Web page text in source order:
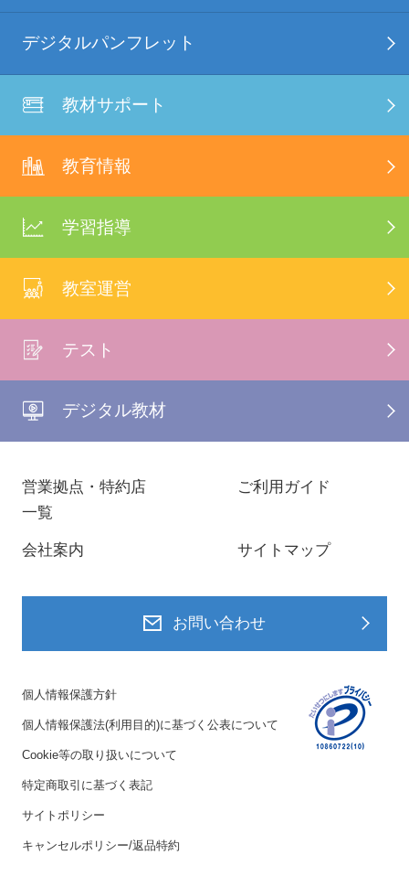
デジタルパンフレット
教材サポート
教育情報
学習指導
教室運営
テスト
デジタル教材
営業拠点・特約店
一覧
ご利用ガイド
会社案内 サイトマップ
お問い合わせ
個人情報保護方針
個人情報保護法(利用目的)に基づく公表について
Cookie等の取り扱いについて
特定商取引に基づく表記
サイトポリシー
キャンセルポリシー/返品特約